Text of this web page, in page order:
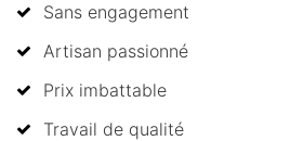
Sans engagement
Artisan passionné
Prix imbattable
Travail de qualité